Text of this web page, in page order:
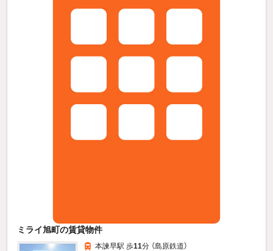
ミライ旭町の賃貸物件
本諫早駅 歩11分 （島原鉄道）